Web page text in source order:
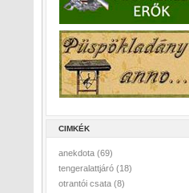
CIMKÉK
anekdota (69)
tengeralattjáró (18)
otrantói csata (8)